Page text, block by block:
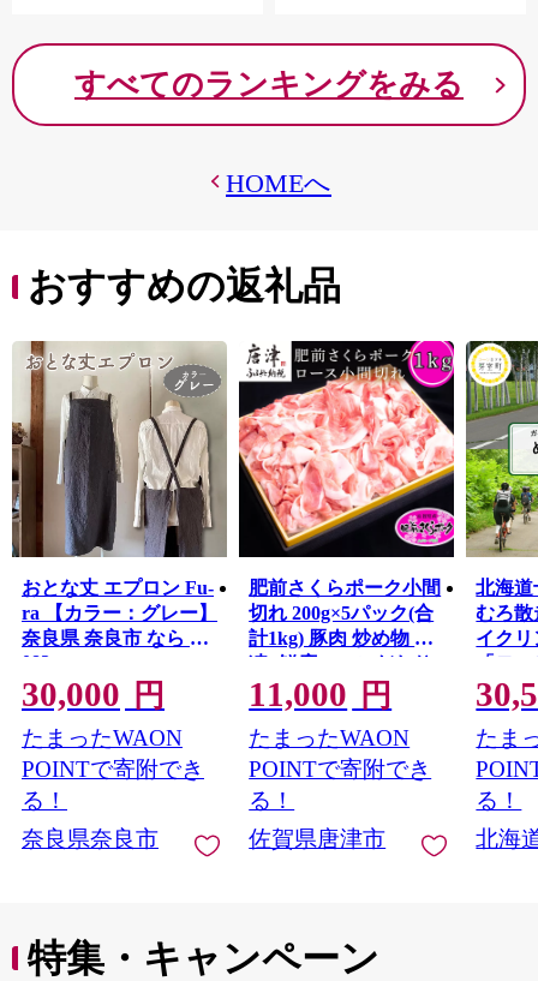
すべてのランキングをみる
HOMEへ
おすすめの返礼品
おとな丈 エプロン Fu-
ra 【カラー：グレー】
奈良県 奈良市 なら 30-
083
30,000 円
たまったWAON
POINTで寄附でき
る！
奈良県奈良市
肥前さくらポーク小間
切れ 200g×5パック(合
計1kg) 豚肉 炒め物 冷
凍 (鮮度へのこだわり
工夫あり！) 唐津市
11,000 円
たまったWAON
POINTで寄附でき
る！
佐賀県唐津市
北海道
むろ散
イク
「モ
たま
る！
北海
特集・キャンペーン